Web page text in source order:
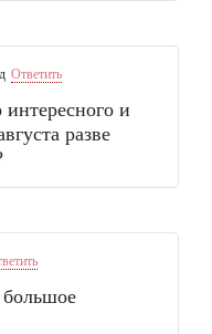
Ответить
и
разве